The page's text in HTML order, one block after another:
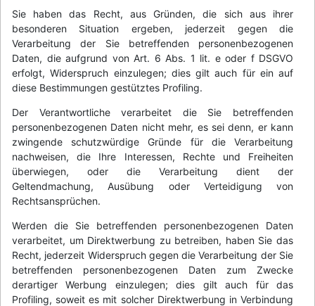
Sie haben das Recht, aus Gründen, die sich aus ihrer
besonderen Situation ergeben, jederzeit gegen die
Verarbeitung der Sie betreffenden personenbezogenen
Daten, die aufgrund von Art. 6 Abs. 1 lit. e oder f DSGVO
erfolgt, Widerspruch einzulegen; dies gilt auch für ein auf
diese Bestimmungen gestütztes Profiling.
Der Verantwortliche verarbeitet die Sie betreffenden
personenbezogenen Daten nicht mehr, es sei denn, er kann
zwingende schutzwürdige Gründe für die Verarbeitung
nachweisen, die Ihre Interessen, Rechte und Freiheiten
überwiegen, oder die Verarbeitung dient der
Geltendmachung, Ausübung oder Verteidigung von
Rechtsansprüchen.
Werden die Sie betreffenden personenbezogenen Daten
verarbeitet, um Direktwerbung zu betreiben, haben Sie das
Recht, jederzeit Widerspruch gegen die Verarbeitung der Sie
betreffenden personenbezogenen Daten zum Zwecke
derartiger Werbung einzulegen; dies gilt auch für das
Profiling, soweit es mit solcher Direktwerbung in Verbindung